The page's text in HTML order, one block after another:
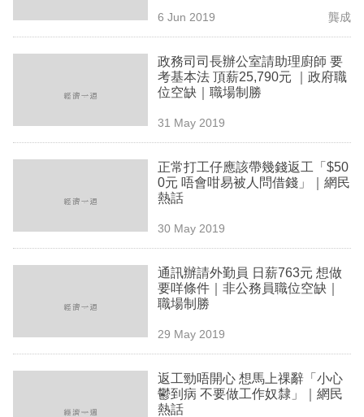
欄
區
6 Jun 2019 龔成
政務司司長辦公室請助理廚師 要
考基本法 頂薪25,790元 ｜政府職
位空缺｜職場制勝
31 May 2019
正常打工仔應該帶幾錢返工「$50
0元 唔會咁易被人問借錢」｜網民
熱話
30 May 2019
通訊辦請外勤員 日薪763元 想做
要咩條件｜非公務員職位空缺｜
職場制勝
29 May 2019
返工勁唔開心 想馬上祼辭「小心
鬱到病 不要做工作奴隸」｜網民
熱話